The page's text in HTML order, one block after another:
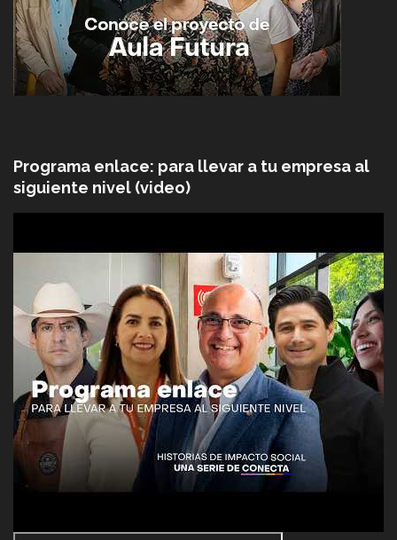
Programa enlace: para llevar a tu empresa al
siguiente nivel (video)